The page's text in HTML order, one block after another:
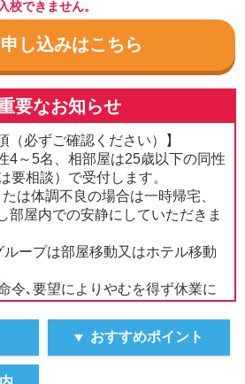
校できません。
し込みはこちら
要なお知らせ
（必ずご確認ください）】
4～5名、相部屋は25歳以下の同性
要相談）で受付します。
は体調不良の場合は一時帰宅、
部屋内での安静にしていただきま
ープは部屋移動又はホテル移動
令､要望によりやむを得ず休業に
病気等､安全運転相談が必要な方
をお読みいただき、
申し出ください。該当項目がある
おすすめポイント